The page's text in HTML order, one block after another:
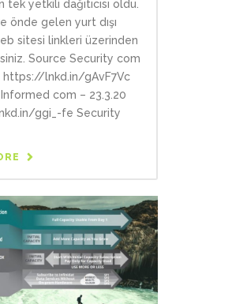
tek yetkili dağıtıcısı oldu.
önde gelen yurt dışı
sitesi linkleri üzerinden
Source Security com
https://lnkd.in/gAvF7Vc
com – 23.3.20
ggi_-fe Security